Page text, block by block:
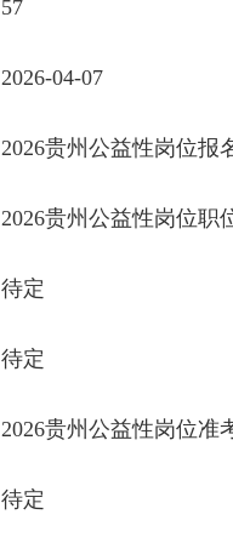
57
2026-04-07
2026贵州公益性岗位报
2026贵州公益性岗位职
待定
待定
2026贵州公益性岗位准
待定